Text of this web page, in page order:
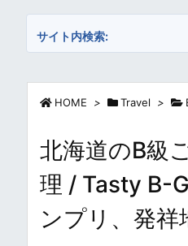
サイト内検索:
HOME > Travel >
北海道のB級
理 / Tasty B-
ンプリ、発祥